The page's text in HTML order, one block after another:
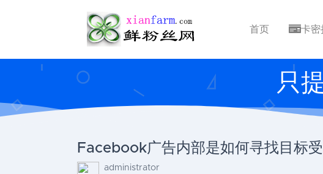
首页 卡密
只
Facebook广告内部是如何寻找目标受
administrator